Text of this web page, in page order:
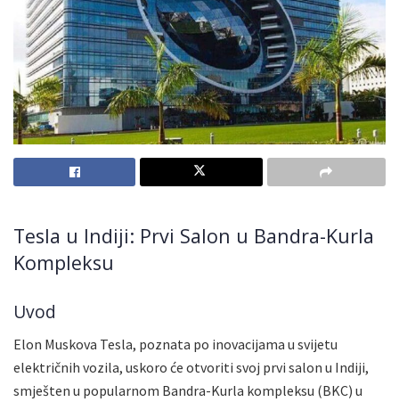
Tesla u Indiji: Prvi Salon u Bandra-Kurla
Kompleksu
Uvod
Elon Muskova Tesla, poznata po inovacijama u svijetu
električnih vozila, uskoro će otvoriti svoj prvi salon u Indiji,
smješten u popularnom Bandra-Kurla kompleksu (BKC) u